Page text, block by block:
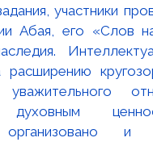
участники
Абая, его «Слов
расширению
уважительного
духовным
и